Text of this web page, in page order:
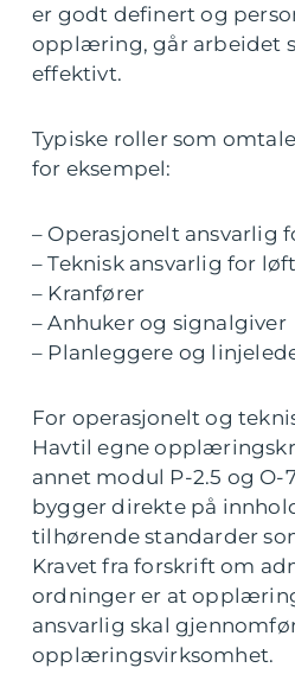
er godt definert og
opplæring, går arbeidet
effektivt.
Typiske roller som
for eksempel:
– Operasjonelt ansvarlig
– Teknisk ansvarlig for
– Kranfører
– Anhuker og signalgiver
– Planleggere og
For operasjonelt og
Havtil egne
annet modul P-2.5 og O-
bygger direkte på
tilhørende standarder
Kravet fra forskrift om
ordninger er at
ansvarlig skal
opplæringsvirksomhet.